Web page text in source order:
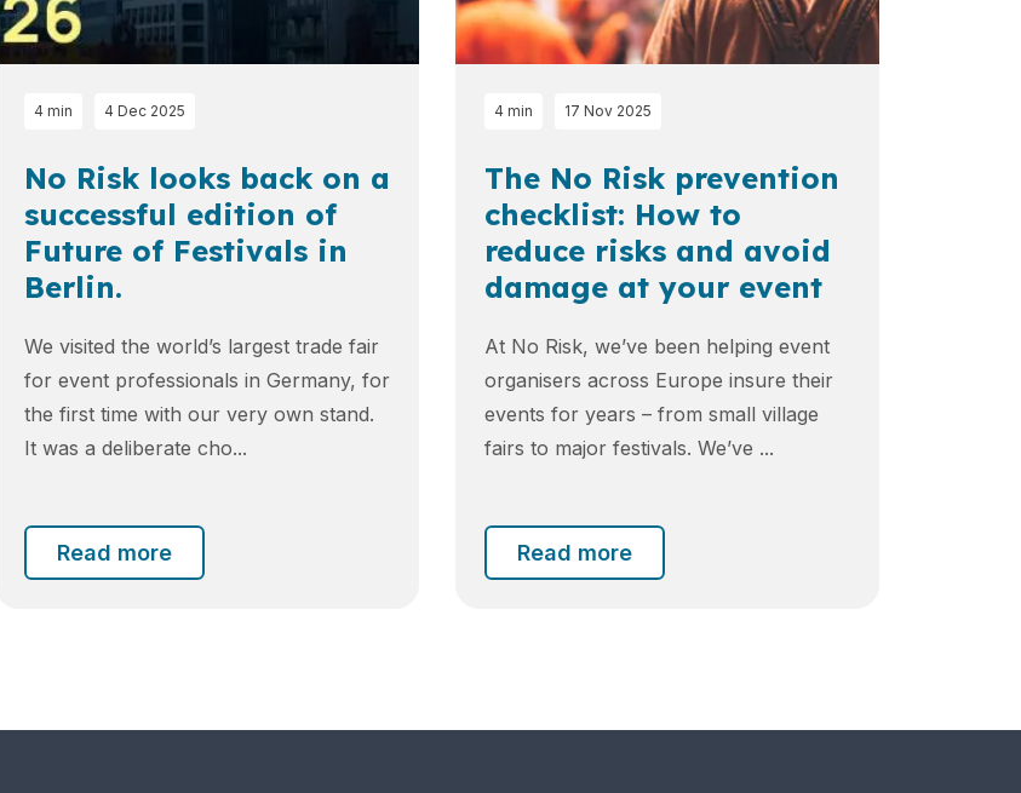
4 min 4 Dec 2025
No Risk looks back on a
successful edition of
Future of Festivals in
Berlin.
We visited the world’s largest trade fair
for event professionals in Germany, for
the first time with our very own stand.
It was a deliberate cho...
Read more
4 min 17 Nov 2025
The No Risk prevention
checklist: How to
reduce risks and avoid
damage at your event
At No Risk, we’ve been helping event
organisers across Europe insure their
events for years – from small village
fairs to major festivals. We’ve ...
Read more